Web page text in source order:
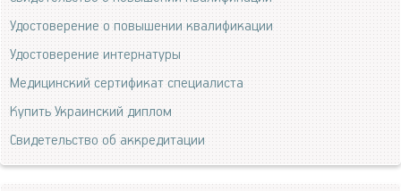
Удостоверение о повышении квалификации
Удостоверение интернатуры
Медицинский сертификат специалиста
Купить Украинский диплом
Свидетельство об аккредитации